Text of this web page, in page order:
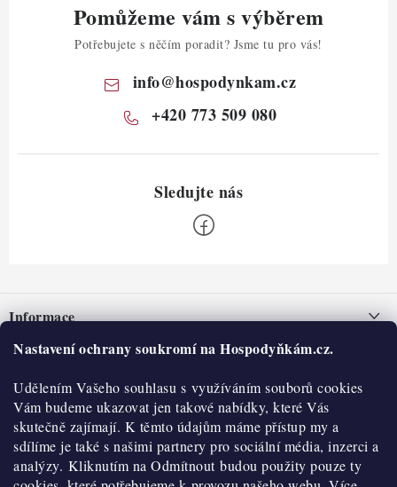
Nastavení ochrany soukromí na Hospodyňkám.cz.
Udělením Vašeho souhlasu s využíváním souborů cookies
Vám budeme ukazovat jen takové nabídky, které Vás
skutečně zajímají. K těmto údajům máme přístup my a
sdílíme je také s našimi partnery pro sociální média, inzerci a
analýzy. Kliknutím na Odmítnout budou použity pouze ty
Pomůžeme vám s výběrem
Potřebujete s něčím poradit? Jsme tu pro vás!
info@hospodynkam.cz
+420 773 509 080
pInformace
Nepřevzetí zásilky na dobírku
Obchodní podmínky
Hodnocení obchodu
Blog
O nás
Historie
Kontakty
O nákupu
Reklamace a vratky